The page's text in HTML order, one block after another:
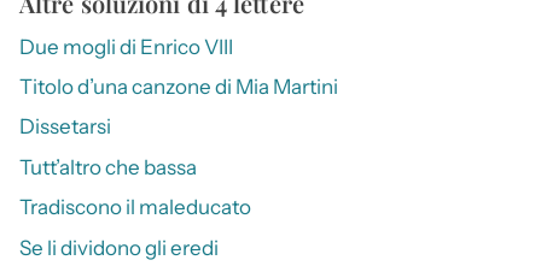
Due mogli di Enrico VIII
Titolo d’una canzone di Mia Martini
Dissetarsi
Tutt’altro che bassa
Tradiscono il maleducato
Se li dividono gli eredi